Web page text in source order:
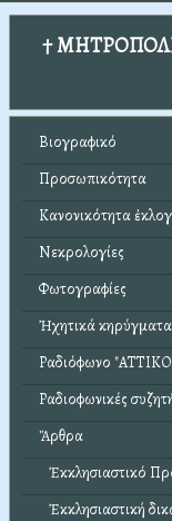
†
Βιογραφικό
Προσωπικότητα
Κανονικότητα
Νεκρολογίες
Φωτογραφίες
Ἠχητικά κηρύγματα
Ραδιόφωνο
Ραδιοφωνικές
Ἄρθρα
Ἐκκλησιαστικό
Ἐκκλησιαστική